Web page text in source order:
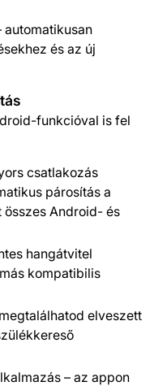
automatikusan
és az új
funkcióval is fel
csatlakozás
párosítás a
Android- és
hangátvitel
kompatibilis
elveszett
– az appon